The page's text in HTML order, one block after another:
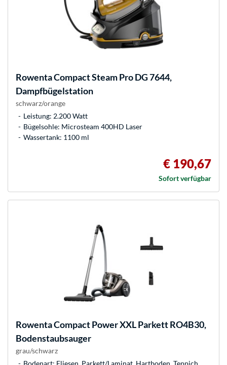
RowentaCompact Steam Pro DG 7644,
Dampfbügelstation
schwarz/orange
Leistung: 2.200 Watt
Bügelsohle: Microsteam 400HD Laser
Wassertank: 1100 ml
€ 190,67
Sofort verfügbar
RowentaCompact Power XXL Parkett RO4B30,
Bodenstaubsauger
grau/schwarz